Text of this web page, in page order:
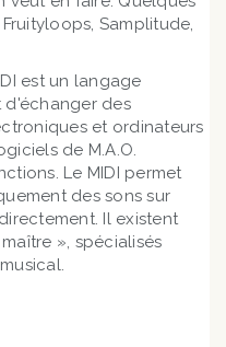
Samplitude,
est un langage
d'échanger des
et ordinateurs
de M.A.O.
Le MIDI permet
des sons sur
Il existent
», spécialisés